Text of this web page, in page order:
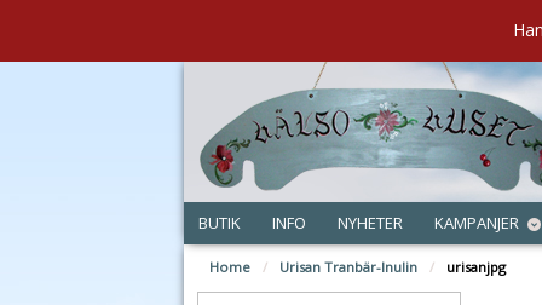
BUTIK INFO NYHETER KAMPANJER
Home / Urisan Tranbär-Inulin / urisanjpg